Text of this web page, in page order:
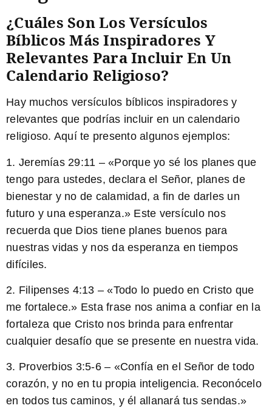
¿Cuáles Son Los Versículos
Bíblicos Más Inspiradores Y
Relevantes Para Incluir En Un
Calendario Religioso?
Hay muchos versículos bíblicos inspiradores y
relevantes que podrías incluir en un calendario
religioso. Aquí te presento algunos ejemplos:
1. Jeremías 29:11 – «Porque yo sé los planes que
tengo para ustedes, declara el Señor, planes de
bienestar y no de calamidad, a fin de darles un
futuro y una esperanza.» Este versículo nos
recuerda que Dios tiene planes buenos para
nuestras vidas y nos da esperanza en tiempos
difíciles.
2. Filipenses 4:13 – «Todo lo puedo en Cristo que
me fortalece.» Esta frase nos anima a confiar en la
fortaleza que Cristo nos brinda para enfrentar
cualquier desafío que se presente en nuestra vida.
3. Proverbios 3:5-6 – «Confía en el Señor de todo
corazón, y no en tu propia inteligencia. Reconócelo
en todos tus caminos, y él allanará tus sendas.»